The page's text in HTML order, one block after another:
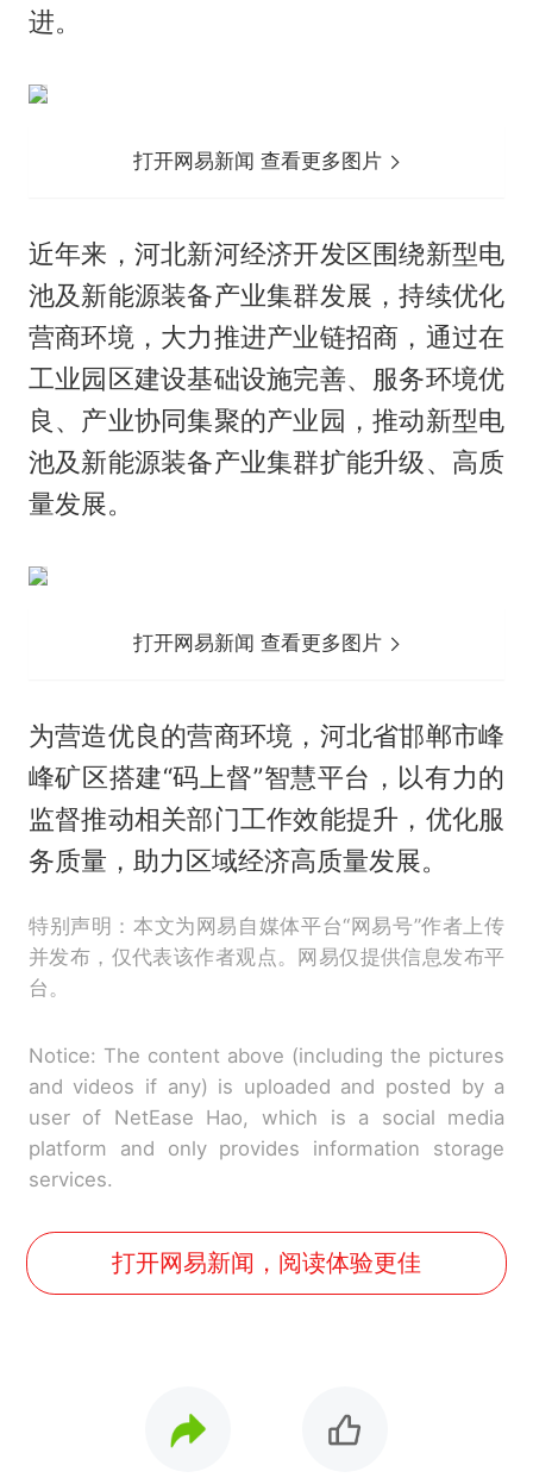
进。
打开网易新闻 查看更多图片
近年来，河北新河经济开发区围绕新型电
池及新能源装备产业集群发展，持续优化
营商环境，大力推进产业链招商，通过在
工业园区建设基础设施完善、服务环境优
良、产业协同集聚的产业园，推动新型电
池及新能源装备产业集群扩能升级、高质
量发展。
打开网易新闻 查看更多图片
为营造优良的营商环境，河北省邯郸市峰
峰矿区搭建“码上督”智慧平台，以有力的
监督推动相关部门工作效能提升，优化服
务质量，助力区域经济高质量发展。
特别声明：本文为网易自媒体平台“网易号”作者上传
并发布，仅代表该作者观点。网易仅提供信息发布平
台。
Notice: The content above (including the pictures
and videos if any) is uploaded and posted by a
user of NetEase Hao, which is a social media
platform and only provides information storage
services.
打开网易新闻，阅读体验更佳